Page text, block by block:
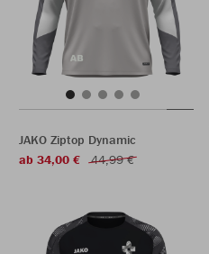
JAKO Ziptop Dynamic
ab 34,00 €
44,99 €